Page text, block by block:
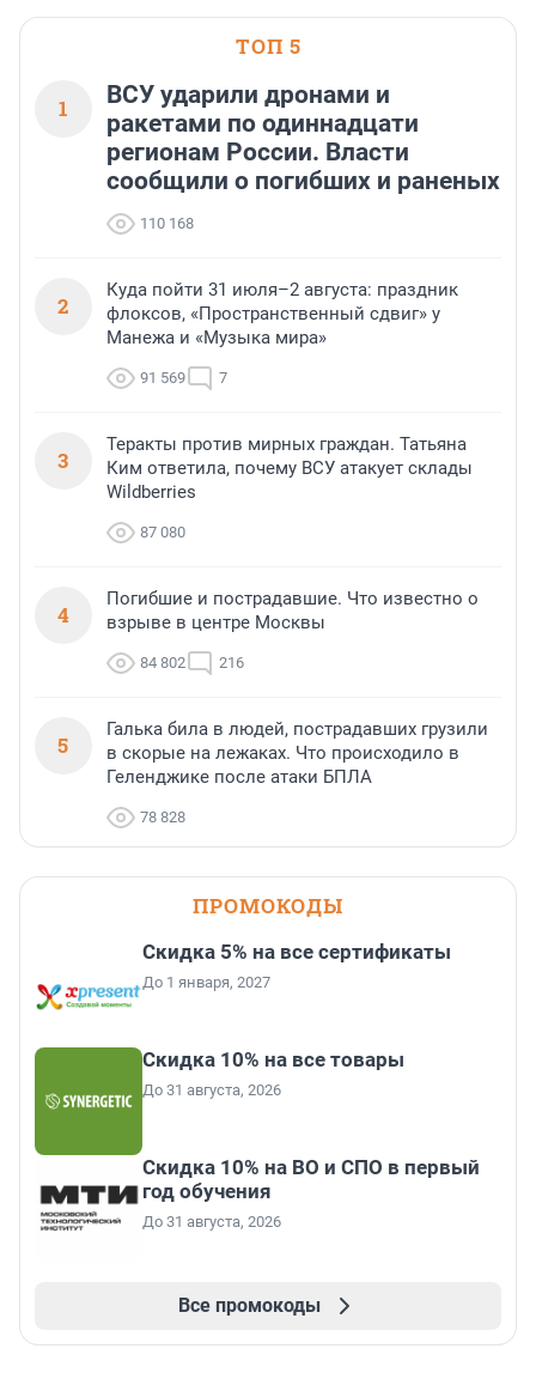
ТОП 5
1
ВСУ ударили дронами и
ракетами по одиннадцати
регионам России. Власти
сообщили о погибших и раненых
110 168
2
Куда пойти 31 июля–2 августа: праздник
флоксов, «Пространственный сдвиг» у
Манежа и «Музыка мира»
91 569 7
3
Теракты против мирных граждан. Татьяна
Ким ответила, почему ВСУ атакует склады
Wildberries
87 080
4
Погибшие и пострадавшие. Что известно о
взрыве в центре Москвы
84 802 216
5
Галька била в людей, пострадавших грузили
в скорые на лежаках. Что происходило в
Геленджике после атаки БПЛА
78 828
ПРОМОКОДЫ
Скидка 5% на все сертификаты
До 1 января, 2027
Скидка 10% на все товары
До 31 августа, 2026
Скидка 10% на ВО и СПО в первый
год обучения
До 31 августа, 2026
Все промокоды